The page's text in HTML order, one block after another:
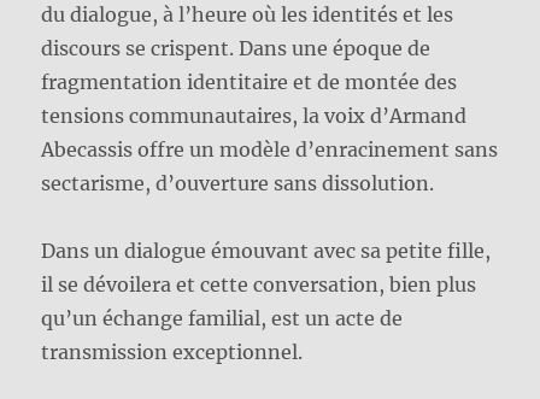
du dialogue, à l’heure où les identités et les
discours se crispent. Dans une époque de
fragmentation identitaire et de montée des
tensions communautaires, la voix d’Armand
Abecassis offre un modèle d’enracinement sans
sectarisme, d’ouverture sans dissolution.
Dans un dialogue émouvant avec sa petite fille,
il se dévoilera et cette conversation, bien plus
qu’un échange familial, est un acte de
transmission exceptionnel.